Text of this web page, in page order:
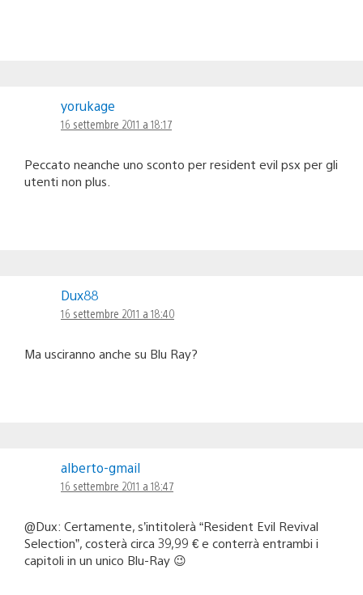
yorukage
16 settembre 2011 a 18:17
Peccato neanche uno sconto per resident evil psx per gli
utenti non plus.
Dux88
16 settembre 2011 a 18:40
Ma usciranno anche su Blu Ray?
alberto-gmail
16 settembre 2011 a 18:47
@Dux: Certamente, s’intitolerà “Resident Evil Revival
Selection”, costerà circa 39,99 € e conterrà entrambi i
capitoli in un unico Blu-Ray 😉